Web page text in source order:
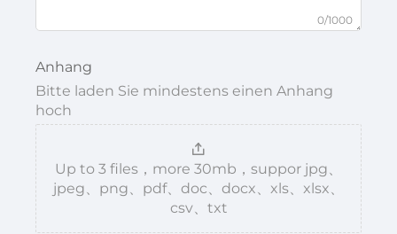
0/1000
Anhang
Bitte laden Sie mindestens einen Anhang
hoch
Up to 3 files，more 30mb，suppor jpg、
jpeg、png、pdf、doc、docx、xls、xlsx、
csv、txt